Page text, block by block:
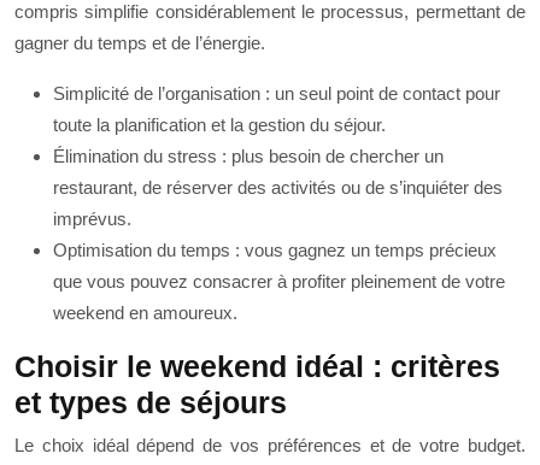
compris simplifie considérablement le processus, permettant de
gagner du temps et de l’énergie.
Simplicité de l’organisation : un seul point de contact pour
toute la planification et la gestion du séjour.
Élimination du stress : plus besoin de chercher un
restaurant, de réserver des activités ou de s’inquiéter des
imprévus.
Optimisation du temps : vous gagnez un temps précieux
que vous pouvez consacrer à profiter pleinement de votre
weekend en amoureux.
Choisir le weekend idéal : critères
et types de séjours
Le choix idéal dépend de vos préférences et de votre budget.